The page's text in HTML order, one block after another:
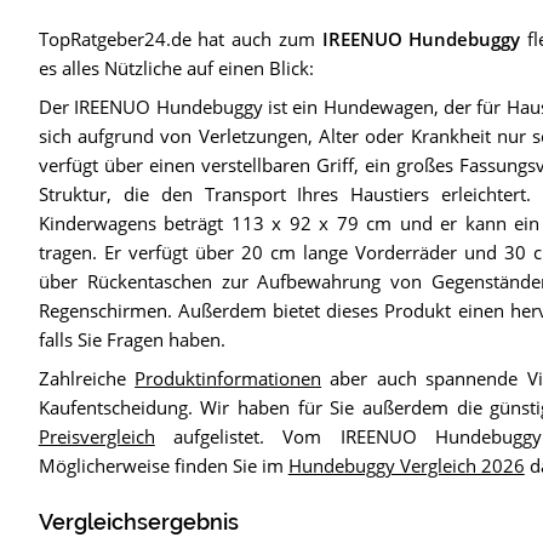
TopRatgeber24.de hat auch zum IREENUO Hundebuggy
es alles Nützliche auf einen Blick:
Der IREENUO Hundebuggy ist ein Hundewagen, der für
sich aufgrund von Verletzungen, Alter oder Krankheit nur
verfügt über einen verstellbaren Griff, ein großes
Struktur, die den Transport Ihres Haustiers
Kinderwagens beträgt 113 x 92 x 79 cm und er kann
tragen. Er verfügt über 20 cm lange Vorderräder und 30
über Rückentaschen zur Aufbewahrung von
Regenschirmen. Außerdem bietet dieses Produkt einen
falls Sie Fragen haben.
Zahlreiche Produktinformationen aber auch spannende
Kaufentscheidung. Wir haben für Sie außerdem die
Preisvergleich aufgelistet. Vom IREENUO
Möglicherweise finden Sie im Hundebuggy Vergleich 2026
Vergleichsergebnis